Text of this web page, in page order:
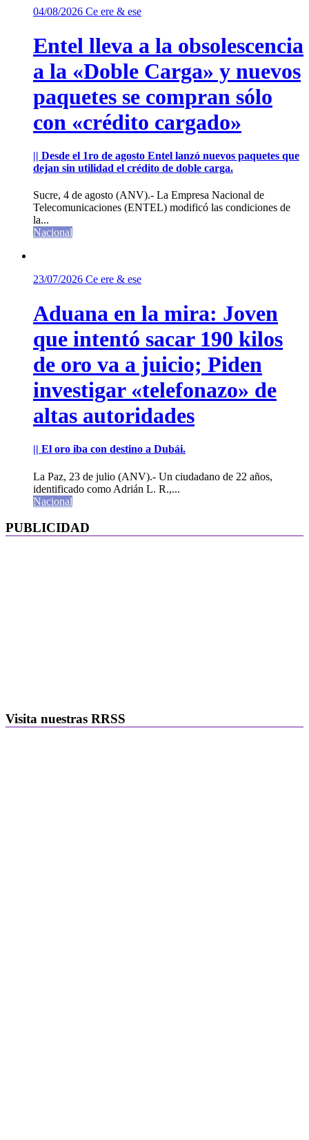
04/08/2026 Ce ere & ese
Entel lleva a la obsolescencia
a la «Doble Carga» y nuevos
paquetes se compran sólo
con «crédito cargado»
|| Desde el 1ro de agosto Entel lanzó nuevos paquetes que
dejan sin utilidad el crédito de doble carga.
Sucre, 4 de agosto (ANV).- La Empresa Nacional de
Telecomunicaciones (ENTEL) modificó las condiciones de
la...
Nacional
23/07/2026 Ce ere & ese
Aduana en la mira: Joven
que intentó sacar 190 kilos
de oro va a juicio; Piden
investigar «telefonazo» de
altas autoridades
|| El oro iba con destino a Dubái.
La Paz, 23 de julio (ANV).- Un ciudadano de 22 años,
identificado como Adrián L. R.,...
Nacional
PUBLICIDAD
Visita nuestras RRSS